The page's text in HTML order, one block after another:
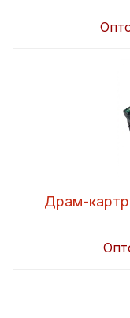
Драм-